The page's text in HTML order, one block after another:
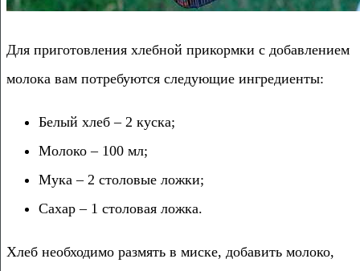
Для приготовления хлебной прикормки с добавлением
молока вам потребуются следующие ингредиенты:
Белый хлеб – 2 куска;
Молоко – 100 мл;
Мука – 2 столовые ложки;
Сахар – 1 столовая ложка.
Хлеб необходимо размять в миске, добавить молоко,